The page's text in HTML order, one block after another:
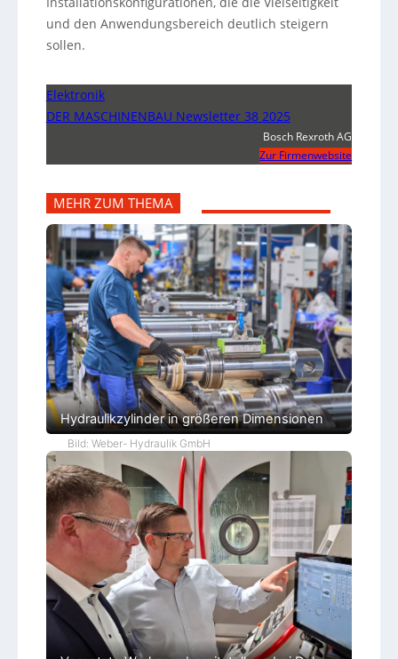
und den Anwendungsbereich deutlich steigern
sollen.
Elektronik
DER MASCHINENBAU Newsletter 38 2025
Bosch Rexroth AG
Zur Firmenwebsite
MEHR ZUM THEMA
Hydraulikzylinder in größeren Dimensionen
Bild: Weber- Hydraulik GmbH